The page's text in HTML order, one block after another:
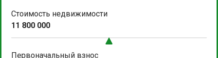
Стоимость недвижимости
11 800 000
Первоначальный взнос